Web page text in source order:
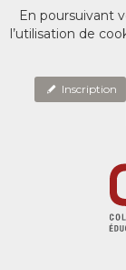
En poursuivant
l’utilisation de
Inscription